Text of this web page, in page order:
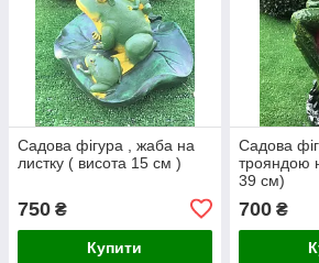
Садова фігура , жаба на
листку ( висота 15 см )
750 ₴
Купити
Садова
трояндою
39 см)
700₴